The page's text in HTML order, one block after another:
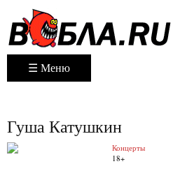
☰ Меню
Гуша Катушкин
Концерты
18+